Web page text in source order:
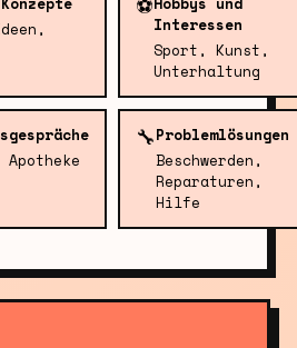
Interessen
Sport, Kunst,
Unterhaltung
🔧Problemlösungen
Beschwerden,
Reparaturen,
Hilfe